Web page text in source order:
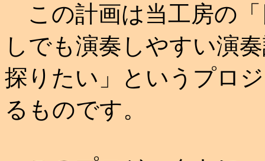
この計画は当工房の
しでも演奏しやすい演
探りたい」というプロ
るものです。